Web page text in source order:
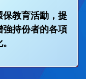
教育活動，提
持份者的各項